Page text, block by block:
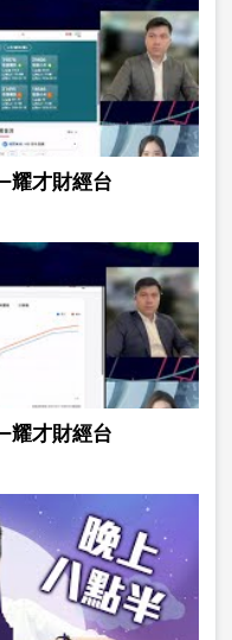
耀才財經台
耀才財經台